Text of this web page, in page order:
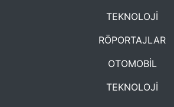
TEKNOLOJİ
RÖPORTAJLAR
OTOMOBİL
TEKNOLOJİ